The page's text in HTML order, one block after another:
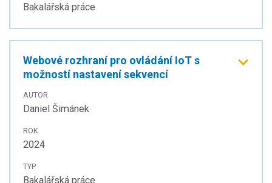
Bakalářská práce
Webové rozhraní pro ovládání IoT s
možností nastavení sekvencí
AUTOR
Daniel Šimánek
ROK
2024
TYP
Bakalářská práce